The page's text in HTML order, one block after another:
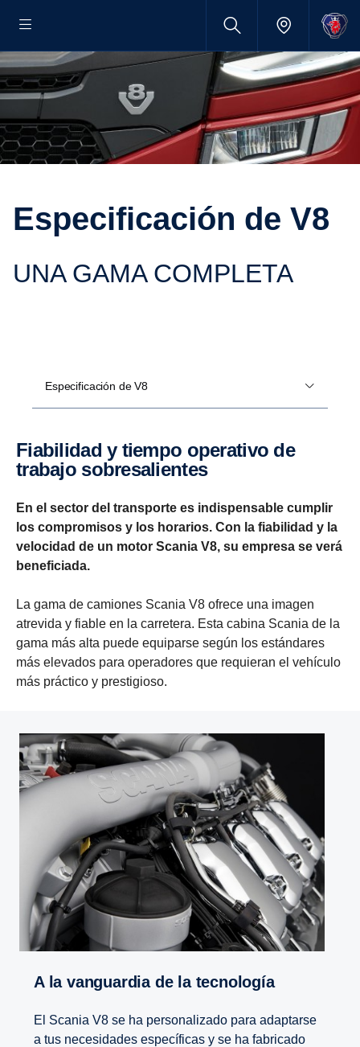
Especi­fi­ca­ción de V8
UNA GAMA COMPLETA
Especificación de V8
Fiabi­lidad y tiempo opera­tivo de
trabajo sobre­sa­lientes
En el sector del transporte es indispensable cumplir
los compromisos y los horarios. Con la fiabilidad y la
velocidad de un motor Scania V8, su empresa se verá
beneficiada.
La gama de camiones Scania V8 ofrece una imagen
atrevida y fiable en la carretera. Esta cabina Scania de la
gama más alta puede equiparse según los estándares
más elevados para operadores que requieran el vehículo
más práctico y prestigioso.
A la vanguardia de la tecno­logía
El Scania V8 se ha personalizado para adaptarse
a tus necesidades específicas y se ha fabricado